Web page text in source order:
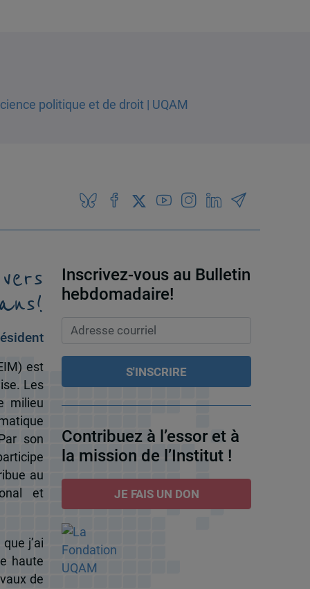
est
Les
milieu
son
au
et
j’ai
haute
de
Inscrivez-vous au Bulletin
hebdomadaire!
Contribuez à l’essor et à
la mission de l’Institut !
JE FAIS UN DON